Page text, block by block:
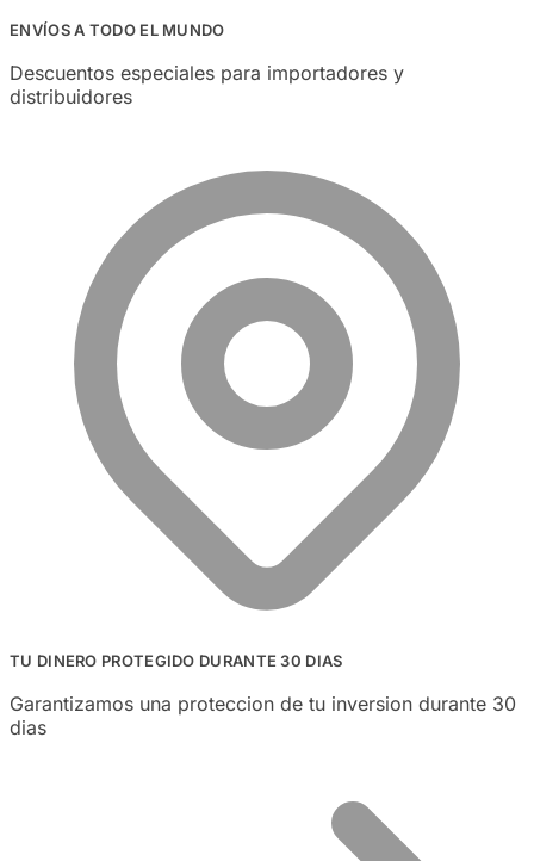
ENVÍOS A TODO EL MUNDO
Descuentos especiales para importadores y
distribuidores
TU DINERO PROTEGIDO DURANTE 30 DIAS
Garantizamos una proteccion de tu inversion durante 30
dias